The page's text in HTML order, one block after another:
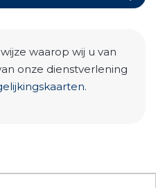
waarop wij u van
onze dienstverlening
.